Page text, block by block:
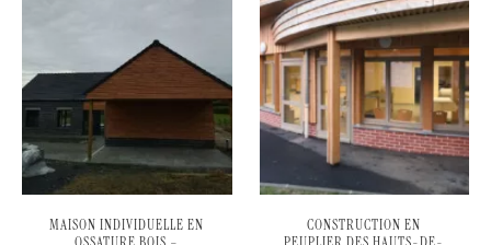
MAISON INDIVIDUELLE EN
CONSTRUCTION EN